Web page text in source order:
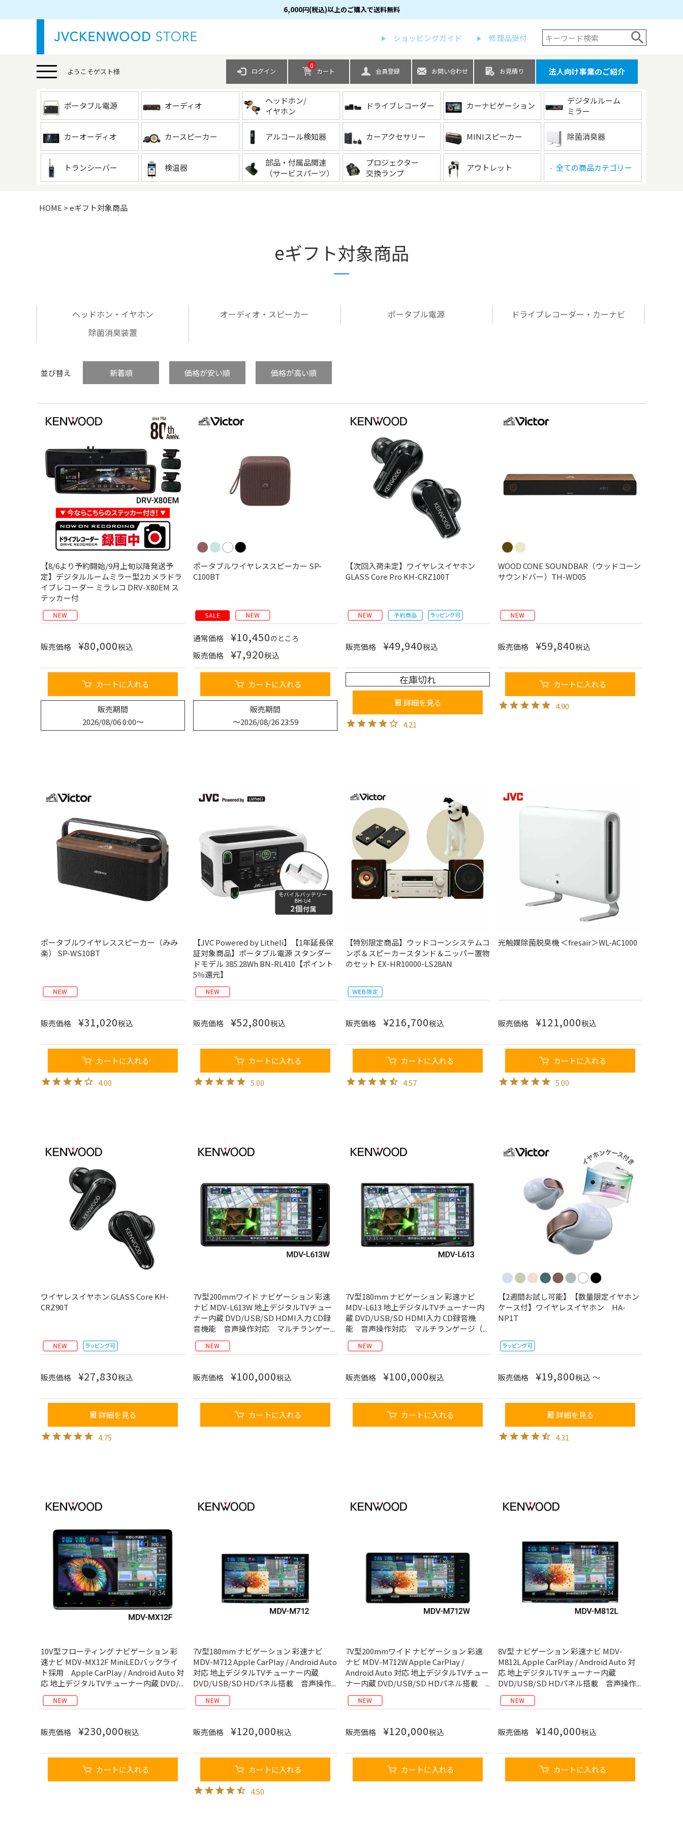
6,000円(税込)以上のご購入で送料無料
ショッピングガイド 修理品受付
検索
ようこそゲスト様 ログイン
0
カート 会員登録 お問い合わせ お見積り 法人向け事業のご紹介
ポータブル電源 オーディオ
ヘッドホン/
イヤホン
ドライブレコーダー カーナビゲーション
デジタルルーム
ミラー
カーオーディオ カースピーカー アルコール検知器 カーアクセサリー MINIスピーカー 除菌消臭器
トランシーバー 検温器
部品・付属品関連
（サービスパーツ）
プロジェクター
交換ランプ
アウトレット ▶ 全ての商品カテゴリー
HOME eギフト対象商品
eギフト対象商品
ヘッドホン・イヤホン オーディオ・スピーカー ポータブル電源
ドライブレコーダー・カーナビ
除菌消臭装置
並び替え 新着順 価格が安い順 価格が高い順
【8/6より予約開始/9月上旬以降発送予
定】デジタルルームミラー型2カメラドラ
イブレコーダー ミラレコ DRV-X80EM ス
テッカー付
販売価格 ¥80,000税込
カートに入れる
販売期間
2026/08/06 0:00〜
ポータブルワイヤレススピーカー SP-
C100BT
通常価格 ¥10,450のところ
販売価格 ¥7,920税込
カートに入れる
販売期間
〜2026/08/26 23:59
【次回入荷未定】ワイヤレスイヤホン
GLASS Core Pro KH-CRZ100T
販売価格 ¥49,940税込
在庫切れ
詳細を見る
4.21
WOOD CONE SOUNDBAR（ウッドコーン
サウンドバー）TH-WD05
販売価格 ¥59,840税込
カートに入れる
4.90
ポータブルワイヤレススピーカー（みみ
楽） SP-WS10BT
販売価格 ¥31,020税込
カートに入れる
4.00
【JVC Powered by Litheli】【1年延長保
証対象商品】ポータブル電源 スタンダー
ドモデル 385.28Wh BN-RL410【ポイント
5％還元】
販売価格 ¥52,800税込
カートに入れる
5.00
【特別限定商品】ウッドコーンシステムコ
ンポ＆スピーカースタンド＆ニッパー置物
のセット EX-HR10000-LS28AN
販売価格 ¥216,700税込
カートに入れる
4.57
光触媒除菌脱臭機 ＜fresair＞WL-AC1000
販売価格 ¥121,000税込
カートに入れる
5.00
ワイヤレスイヤホン GLASS Core KH-
CRZ90T
販売価格 ¥27,830税込
詳細を見る
4.75
7V型200mmワイド ナビゲーション 彩速
ナビ MDV-L613W 地上デジタルTVチュー
ナー内蔵 DVD/USB/SD HDMI入力 CD録
音機能 音声操作対応 マルチランゲー...
販売価格 ¥100,000税込
カートに入れる
7V型180mm ナビゲーション 彩速ナビ
MDV-L613 地上デジタルTVチューナー内
蔵 DVD/USB/SD HDMI入力 CD録音機
能 音声操作対応 マルチランゲージ（...
販売価格 ¥100,000税込
カートに入れる
【2週間お試し可能】【数量限定イヤホン
ケース付】ワイヤレスイヤホン HA-
NP1T
販売価格 ¥19,800税込 〜
詳細を見る
4.31
10V型フローティング ナビゲーション 彩
速ナビ MDV-MX12F MiniLEDバックライ
ト採用 Apple CarPlay / Android Auto 対
応 地上デジタルTVチューナー内蔵 DVD/...
販売価格 ¥230,000税込
カートに入れる
7V型180mm ナビゲーション 彩速ナビ
MDV-M712 Apple CarPlay / Android Auto
対応 地上デジタルTVチューナー内蔵
DVD/USB/SD HDパネル搭載 音声操作...
販売価格 ¥120,000税込
カートに入れる
4.50
7V型200mmワイド ナビゲーション 彩速
ナビ MDV-M712W Apple CarPlay /
Android Auto 対応 地上デジタルTVチュー
ナー内蔵 DVD/USB/SD HDパネル搭載 ...
販売価格 ¥120,000税込
カートに入れる
8V型 ナビゲーション 彩速ナビ MDV-
M812L Apple CarPlay / Android Auto 対
応 地上デジタルTVチューナー内蔵
DVD/USB/SD HDパネル搭載 音声操作...
販売価格 ¥140,000税込
カートに入れる